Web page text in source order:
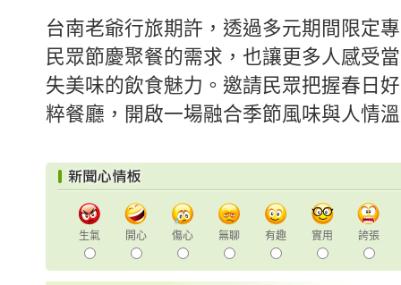
台南老爺行旅期許，透過多元期間限定
民眾節慶聚餐的需求，也讓更多人感受
失美味的飲食魅力。邀請民眾把握春日
粹餐廳，開啟一場融合季節風味與人情
生氣 開心 傷心 無聊 有趣 實用 誇張